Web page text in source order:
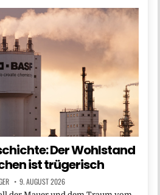
Der Wohlstand
ist trügerisch
9. AUGUST 2026